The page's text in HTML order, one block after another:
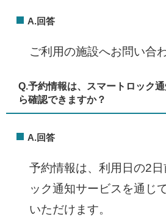
A.回答
ご利用の施設へお問い合
Q.予約情報は、スマートロック
ら確認できますか？​
A.回答
予約情報は、利用日の2
ック通知サービスを通じ
いただけます。